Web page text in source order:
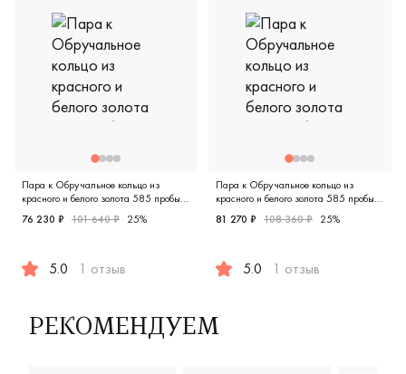
Пара к Обручальное кольцо из
красного и белого золота 585 пробы
ДН-к-13-18бр/бк
76 230 ₽ 101 640 ₽ 25%
5.0 1 отзыв
Пара к Обручальное кольцо из
красного и белого золота 585 пробы
ДН-К13-18БР/БК
81 270 ₽ 108 360 ₽ 25%
5.0 1 отзыв
РЕКОМЕНДУЕМ